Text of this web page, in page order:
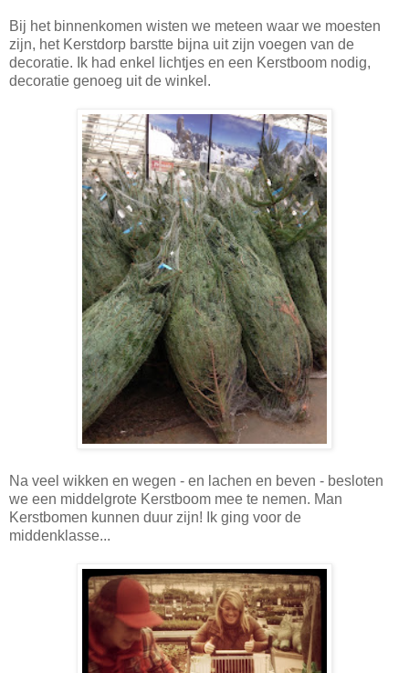
Bij het binnenkomen wisten we meteen waar we moesten
zijn, het Kerstdorp barstte bijna uit zijn voegen van de
decoratie. Ik had enkel lichtjes en een Kerstboom nodig,
decoratie genoeg uit de winkel.
Na veel wikken en wegen - en lachen en beven - besloten
we een middelgrote Kerstboom mee te nemen. Man
Kerstbomen kunnen duur zijn! Ik ging voor de
middenklasse...